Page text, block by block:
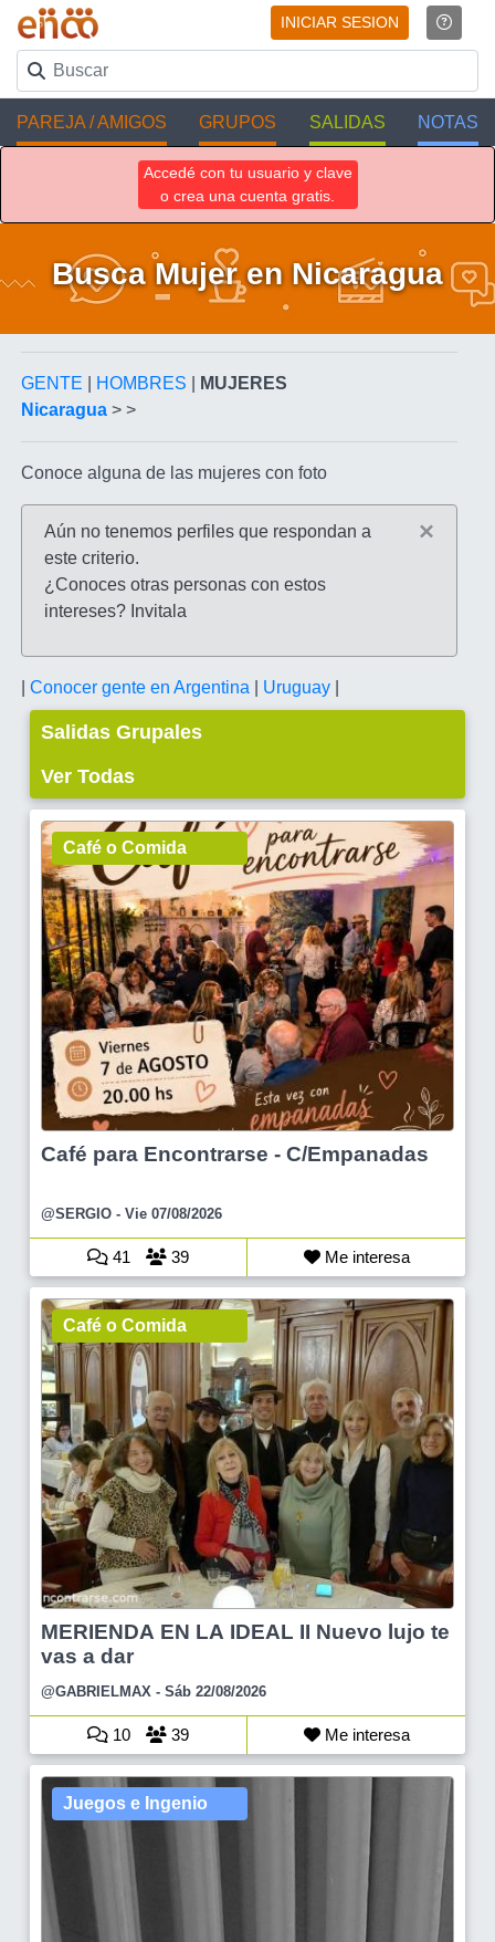
INICIAR SESION
PAREJA / AMIGOS GRUPOS SALIDAS NOTAS
Accedé con tu usuario y clave
o crea una cuenta gratis.
Busca Mujer en Nicaragua
GENTE HOMBRES
MUJERES
Nicaragua > >
Conoce alguna de las mujeres con foto
Aún no tenemos perfiles que respondan a
este criterio.
¿Conoces otras personas con estos
intereses? Invitala
×
Conocer gente en Argentina Uruguay
Salidas Grupales
Ver Todas
Café o Comida
Café para Encontrarse - C/Empanadas
@SERGIO - Vie 07/08/2026
41 39 Me interesa
Café o Comida
MERIENDA EN LA IDEAL II Nuevo lujo te
vas a dar
@GABRIELMAX - Sáb 22/08/2026
10 39 Me interesa
Juegos e Ingenio